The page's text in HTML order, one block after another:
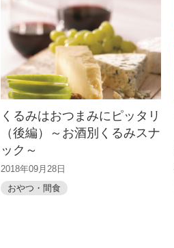
くるみはおつまみにピッタリ
（後編）～お酒別くるみスナ
ック～
2018年09月28日
おやつ・間食